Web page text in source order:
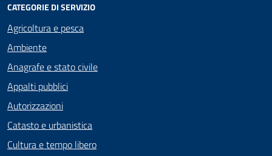
CATEGORIE DI SERVIZIO
Agricoltura e pesca
Ambiente
Anagrafe e stato civile
Appalti pubblici
Autorizzazioni
Catasto e urbanistica
Cultura e tempo libero